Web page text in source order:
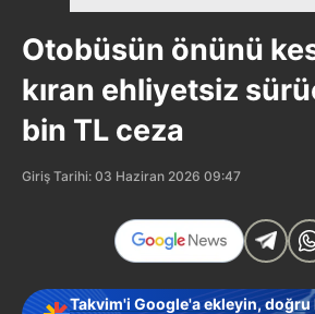
Otobüsün önünü
kıran ehliyetsiz
bin TL ceza
Giriş Tarihi: 03 Haziran 2026 09:47
Takvim'i Google'a ekleyin, doğru